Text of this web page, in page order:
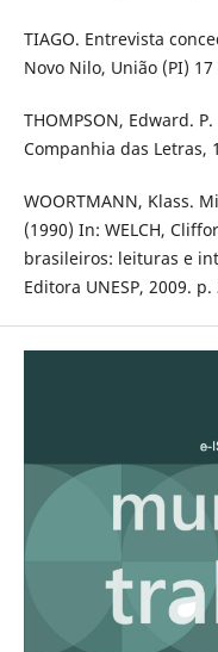
TIAGO. Entrevista
Novo Nilo, União (PI)
THOMPSON, Edward.
Companhia das Letras,
WOORTMANN, Klass.
(1990) In: WELCH,
brasileiros: leituras e
Editora UNESP, 2009. p.